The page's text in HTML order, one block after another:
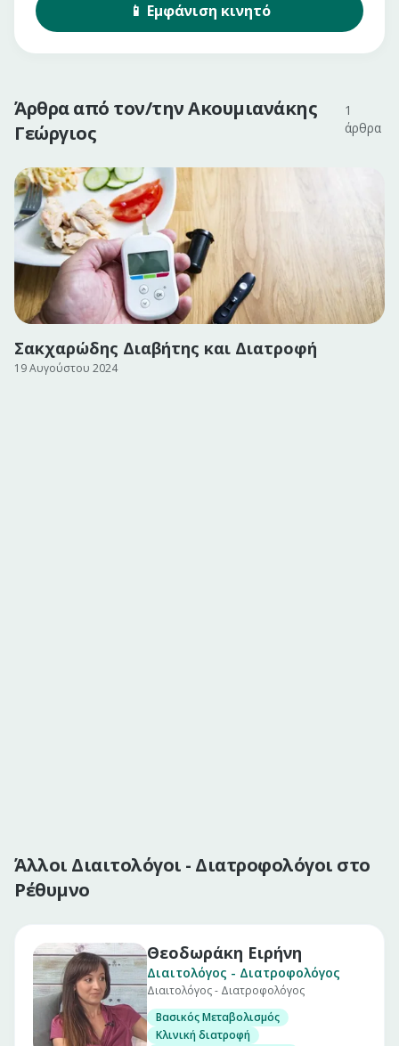
📱 Εμφάνιση κινητό
Άρθρα από τον/τηνΑκουμιανάκης
Γεώργιος
1
άρθρα
Σακχαρώδης Διαβήτης και Διατροφή
19 Αυγούστου 2024
Άλλοι Διαιτολόγοι - Διατροφολόγοι στο
Ρέθυμνο
Θεοδωράκη Ειρήνη
Διαιτολόγος - Διατροφολόγος
Διαιτολόγος - Διατροφολόγος
Βασικός Μεταβολισμός
Κλινική διατροφή